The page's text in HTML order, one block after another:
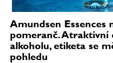
Amundsen Essences
pomeranč. Atraktivní
alkoholu, etiketa se
pohledu